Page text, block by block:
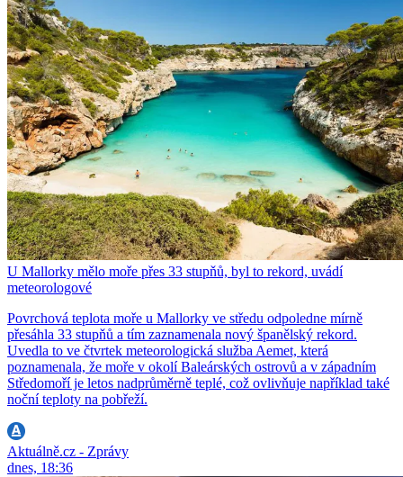
U Mallorky mělo moře přes 33 stupňů, byl to rekord, uvádí
meteorologové
Povrchová teplota moře u Mallorky ve středu odpoledne mírně
přesáhla 33 stupňů a tím zaznamenala nový španělský rekord.
Uvedla to ve čtvrtek meteorologická služba Aemet, která
poznamenala, že moře v okolí Baleárských ostrovů a v západním
Středomoří je letos nadprůměrně teplé, což ovlivňuje například také
noční teploty na pobřeží.
Aktuálně.cz - Zprávy
dnes, 18:36